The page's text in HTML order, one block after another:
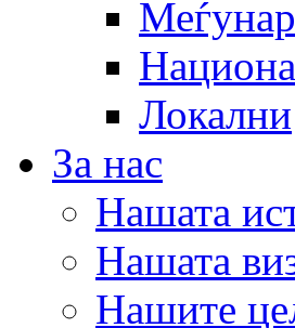
Локални
За нас
Нашата
Нашата
Нашите